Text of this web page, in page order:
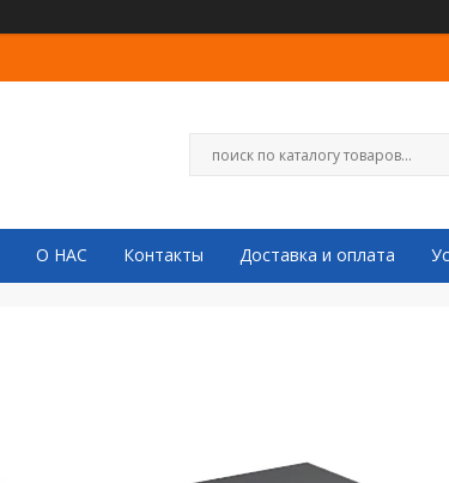
О НАС Контакты Доставка и оплата